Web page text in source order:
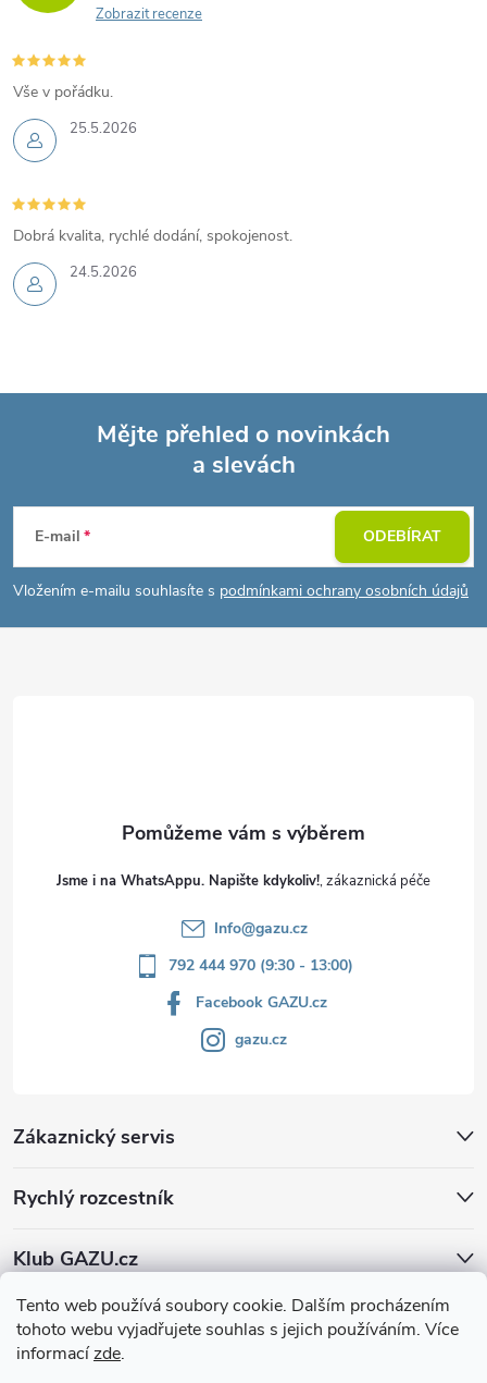
Tento web používá soubory cookie. Dalším procházením
tohoto webu vyjadřujete souhlas s jejich používáním. Více
informacízde.
Zobrazit recenze
25.5.2026
Vše v pořádku.
24.5.2026
Dobrá kvalita, rychlé dodání, spokojenost.
p
a
Mějte přehled o novinkách
a slevách
E-mail
Vložením e-mailu souhlasíte s podmínkami ochrany osobních údajů
ODEBÍRAT
Jsme i na WhatsAppu. Napište kdykoliv!
Info@gazu.cz
792 444 970 (9:30 - 13:00)
Facebook GAZU.cz
gazu.cz
Zákaznický servis
Rychlý rozcestník
Klub GAZU.cz